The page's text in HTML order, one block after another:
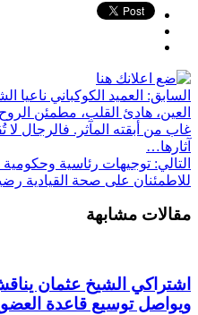
السابق: العميد الكوكباني ناعيا
العين، هادئ القلب، مطمئن
غاب من أبقته المآثر. فالرجال
آثارها…
التالي: توجيهات رئاسية
للاطمئنان على صحة
مقالات مشابهة
اشتراكي الشيخ عثمان
ويواصل توسيع قاعدة